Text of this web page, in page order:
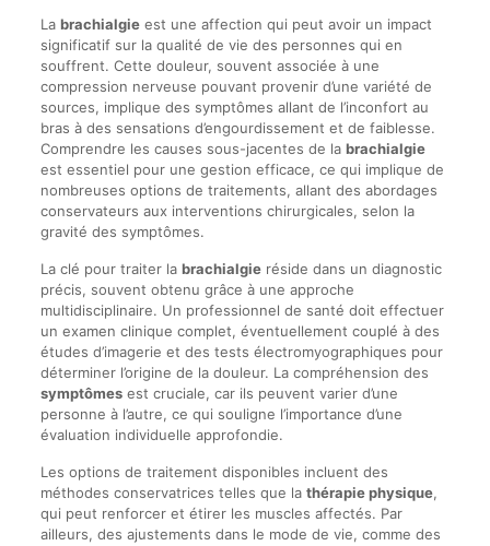
La brachialgieest une affection qui peut avoir un impact
significatif sur la qualité de vie des personnes qui en
souffrent. Cette douleur, souvent associée à une
compression nerveuse pouvant provenir d’une variété de
sources, implique des symptômes allant de l’inconfort au
bras à des sensations d’engourdissement et de faiblesse.
Comprendre les causes sous-jacentes de la brachialgie
est essentiel pour une gestion efficace, ce qui implique de
nombreuses options de traitements, allant des abordages
conservateurs aux interventions chirurgicales, selon la
gravité des symptômes.
La clé pour traiter la brachialgieréside dans un diagnostic
précis, souvent obtenu grâce à une approche
multidisciplinaire. Un professionnel de santé doit effectuer
un examen clinique complet, éventuellement couplé à des
études d’imagerie et des tests électromyographiques pour
déterminer l’origine de la douleur. La compréhension des
symptômesest cruciale, car ils peuvent varier d’une
personne à l’autre, ce qui souligne l’importance d’une
évaluation individuelle approfondie.
Les options de traitement disponibles incluent des
méthodes conservatrices telles que la thérapie physique,
qui peut renforcer et étirer les muscles affectés. Par
ailleurs, des ajustements dans le mode de vie, comme des